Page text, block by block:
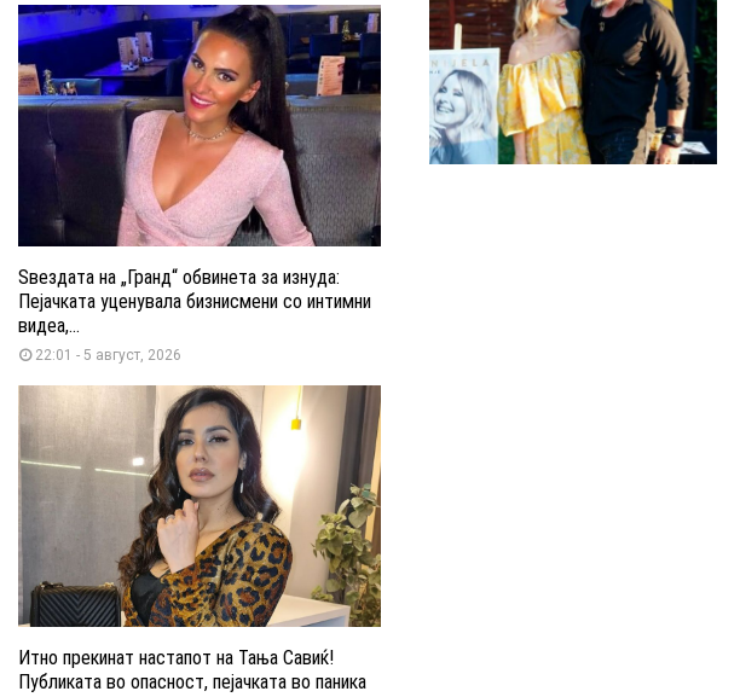
Ѕвездата на „Гранд“ обвинета за изнуда:
Пејачката уценувала бизнисмени со интимни
видеа,...
22:01 - 5 август, 2026
Итно прекинат настапот на Тања Савиќ!
Публиката во опасност, пејачката во паника